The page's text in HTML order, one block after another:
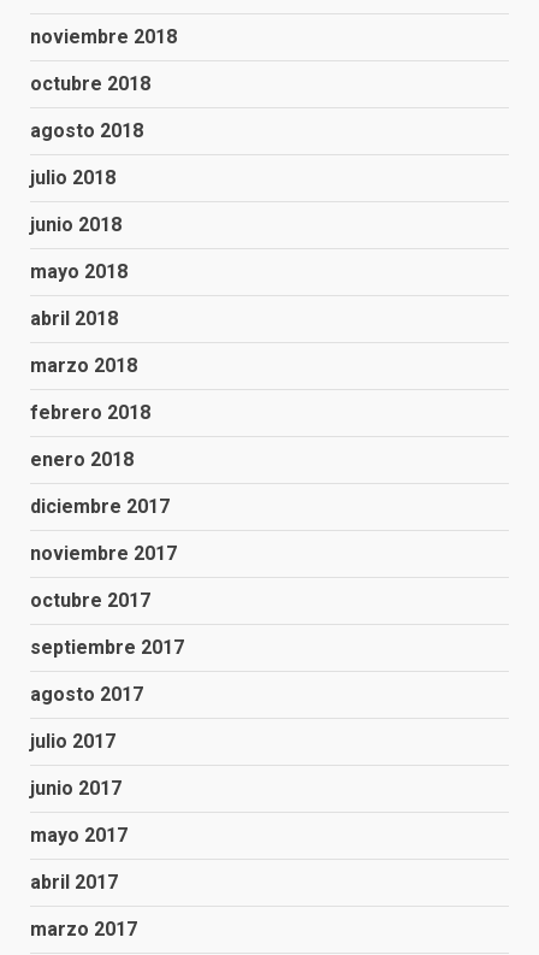
noviembre 2018
octubre 2018
agosto 2018
julio 2018
junio 2018
mayo 2018
abril 2018
marzo 2018
febrero 2018
enero 2018
diciembre 2017
noviembre 2017
octubre 2017
septiembre 2017
agosto 2017
julio 2017
junio 2017
mayo 2017
abril 2017
marzo 2017